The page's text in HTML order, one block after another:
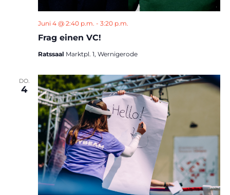
Frag einen VC!
Juni 4 @ 2:40 p.m. - 3:20 p.m.
Ratssaal Marktpl. 1, Wernigerode
DO.
4